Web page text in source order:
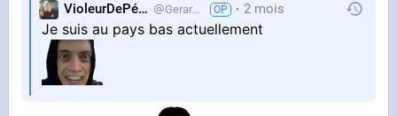
VioleurDePédo Gerardlevain 2 mois
Je suis au pays bas actuellement